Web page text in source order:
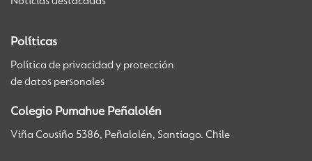
Políticas
Política de privacidad y protección
de datos personales
Colegio Pumahue Peñalolén
Viña Cousiño 5386, Peñalolén, Santiago. Chile